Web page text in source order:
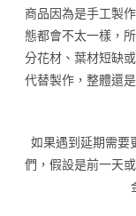
商品因為是手工製
態都會不太一樣，
分花材、葉材短缺
代替製作，整體還
如果遇到延期需要
們，假設是前一天